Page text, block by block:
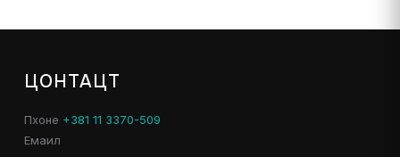
ЦОНТАЦТ
Пхоне +381 11 3370-509
Емаил